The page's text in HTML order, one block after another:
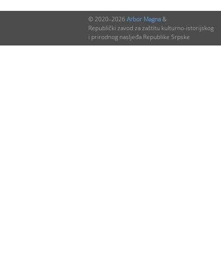
© 2020–2026 Arbor Magna&
Republički zavod za zaštitu kulturno-istorijskog
i prirodnog nasljeđa Republike Srpske